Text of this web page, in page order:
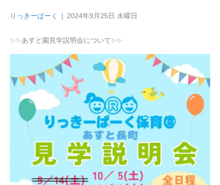
りっきーぱーく | 2024年9月25日 水曜日
✨✨あすと園見学説明会について✨✨